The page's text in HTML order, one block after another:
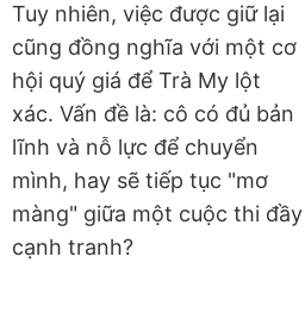
Tuy nhiên, việc được giữ lại
cũng đồng nghĩa với một cơ
hội quý giá để Trà My lột
xác. Vấn đề là: cô có đủ bản
lĩnh và nỗ lực để chuyển
mình, hay sẽ tiếp tục "mơ
màng" giữa một cuộc thi đầy
cạnh tranh?